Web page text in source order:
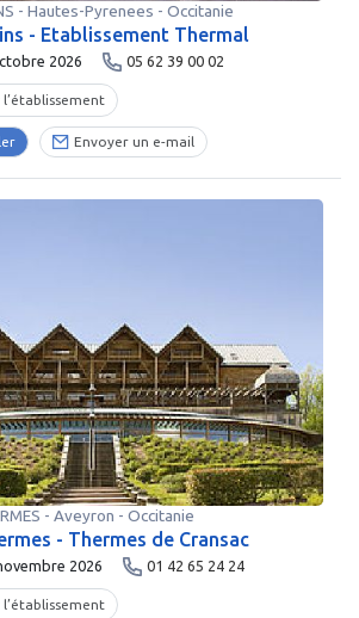
- Hautes-Pyrenees - Occitanie
- Etablissement Thermal
2026 05 62 39 00 02
l’établissement
Envoyer un e-mail
- Aveyron - Occitanie
- Thermes de Cransac
2026 01 42 65 24 24
l’établissement